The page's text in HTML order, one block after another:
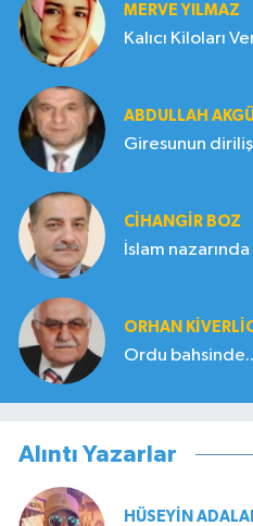
MERVE YILMAZ
Kalıcı Kiloları
ABDULLAH
Giresunun
CIHANGIR BOZ
İslam
ORHAN
Ordu bahsinde..
Alıntı Yazarlar
HÜSEYIN